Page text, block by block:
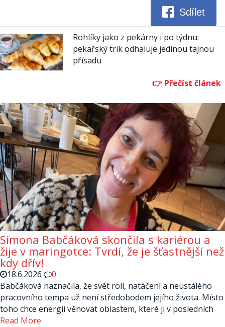
Sdílet
Rohlíky jako z pekárny i po týdnu:
pekařský trik odhaluje jedinou tajnou
přísadu
Simona Babčáková skončila s kariérou a
žije v maringotce: Tvrdí, že je šťastnější než
kdy dřív!
18.6.2026
0
Babčáková naznačila, že svět rolí, natáčení a neustálého
pracovního tempa už není středobodem jejího života. Místo
toho chce energii věnovat oblastem, které ji v posledních
Read More